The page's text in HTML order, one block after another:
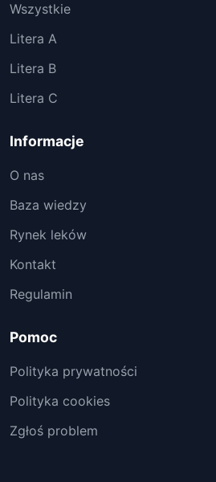
Wszystkie
Litera A
Litera B
Litera C
Informacje
O nas
Baza wiedzy
Rynek leków
Kontakt
Regulamin
Pomoc
Polityka prywatności
Polityka cookies
Zgłoś problem